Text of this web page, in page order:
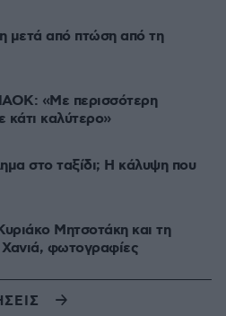
μετά από πτώση από τη
«Με περισσότερη
κάτι καλύτερο»
στο ταξίδι; Η κάλυψη που
Μητσοτάκη και τη
φωτογραφίες